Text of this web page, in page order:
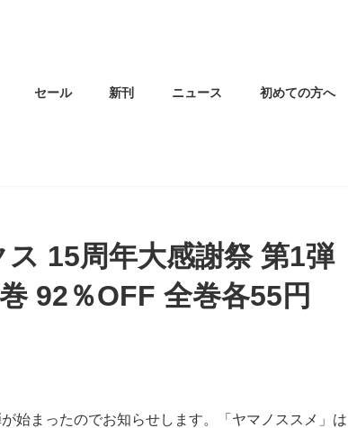
セール 新刊 ニュース 初めての方へ
15周年大感謝祭 第1弾
92％OFF 全巻各55円
始まったのでお知らせします。「ヤマノススメ」は